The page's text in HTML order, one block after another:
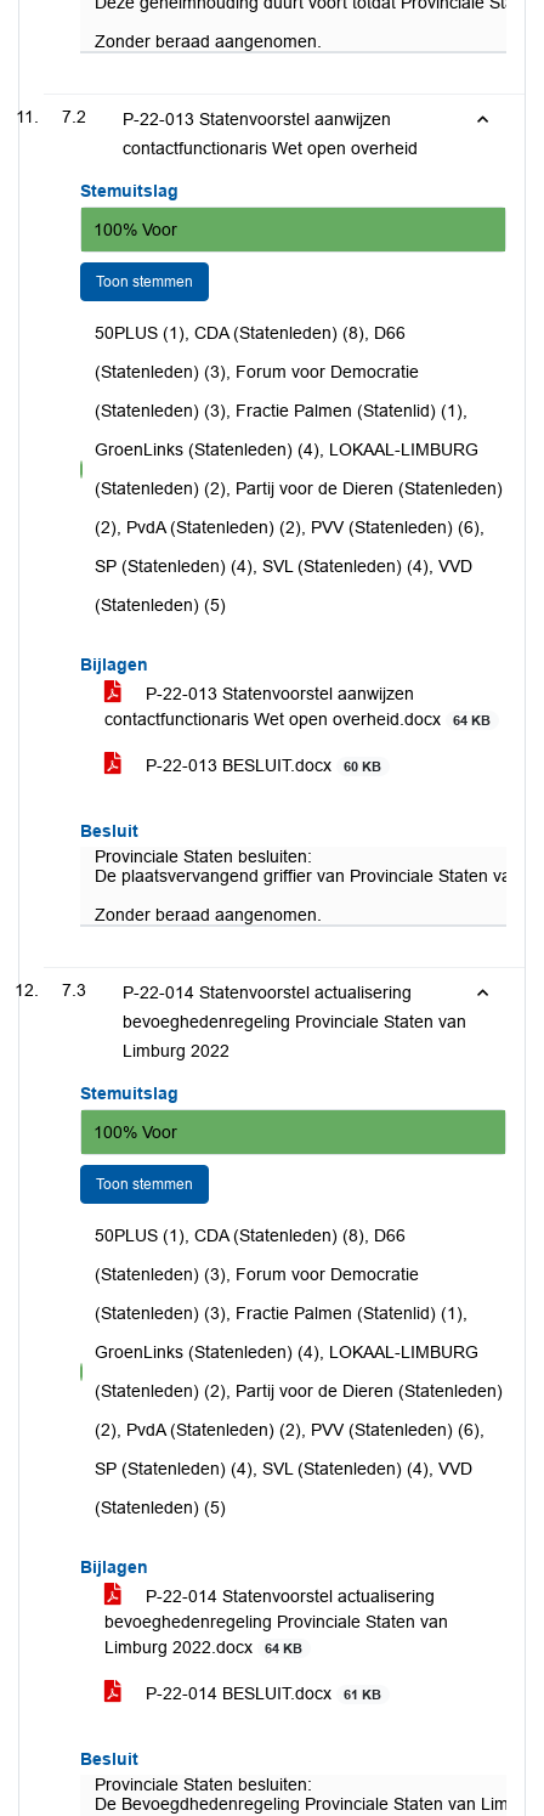
Zonder beraad aangenomen.
7.2
P-22-013 Statenvoorstel aanwijzen
contactfunctionaris Wet open overheid
Stemuitslag
100% Voor
Toon stemmen
voor
50PLUS (1), CDA (Statenleden) (8), D66
(Statenleden) (3), Forum voor Democratie
(Statenleden) (3), Fractie Palmen (Statenlid) (1),
GroenLinks (Statenleden) (4), LOKAAL-LIMBURG
(Statenleden) (2), Partij voor de Dieren (Statenleden)
(2), PvdA (Statenleden) (2), PVV (Statenleden) (6),
SP (Statenleden) (4), SVL (Statenleden) (4), VVD
(Statenleden) (5)
Bijlagen
P-22-013 Statenvoorstel aanwijzen
contactfunctionaris Wet open overheid.docx
64 KB
P-22-013 BESLUIT.docx 60 KB
Besluit
Provinciale Staten besluiten:
De plaatsvervangend griffier van Provinciale Staten van
Zonder beraad aangenomen.
7.3
P-22-014 Statenvoorstel actualisering
bevoeghedenregeling Provinciale Staten van
Limburg 2022
Stemuitslag
100% Voor
Toon stemmen
voor
50PLUS (1), CDA (Statenleden) (8), D66
(Statenleden) (3), Forum voor Democratie
(Statenleden) (3), Fractie Palmen (Statenlid) (1),
GroenLinks (Statenleden) (4), LOKAAL-LIMBURG
(Statenleden) (2), Partij voor de Dieren (Statenleden)
(2), PvdA (Statenleden) (2), PVV (Statenleden) (6),
SP (Statenleden) (4), SVL (Statenleden) (4), VVD
(Statenleden) (5)
Bijlagen
P-22-014 Statenvoorstel actualisering
bevoeghedenregeling Provinciale Staten van
Limburg 2022.docx
64 KB
P-22-014 BESLUIT.docx 61 KB
Besluit
Provinciale Staten besluiten:
De Bevoegdhedenregeling Provinciale Staten van